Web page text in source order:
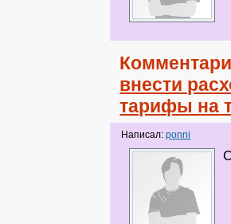
внести
тарифы на
Написал:ponni